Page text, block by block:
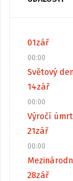
01zář
00:00
Světový
14zář
00:00
Výročí
21zář
00:00
28zář